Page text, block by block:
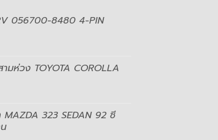
056700-8480 4-PIN
มห่วง TOYOTA COROLLA
MAZDA 323 SEDAN 92 ซี